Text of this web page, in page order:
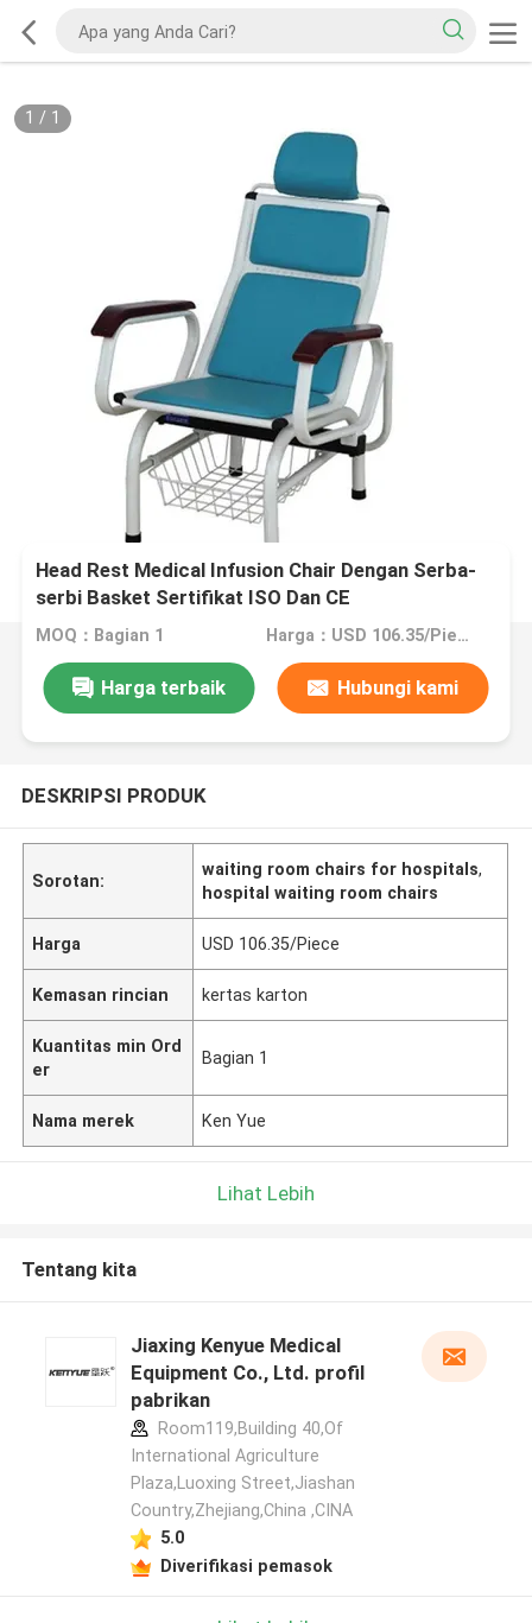
1 / 1
Head Rest Medical Infusion Chair Dengan Serba-
serbi Basket Sertifikat ISO Dan CE
MOQ：Bagian 1 Harga：USD 106.35/Piece
Harga terbaik Hubungi kami
DESKRIPSI PRODUK
Sorotan:
waiting room chairs for hospitals,
hospital waiting room chairs
Harga USD 106.35/Piece
Kemasan rincian kertas karton
Kuantitas min Ord
er
Bagian 1
Nama merek Ken Yue
Lihat Lebih
Tentang kita
Jiaxing Kenyue Medical
Equipment Co., Ltd. profil
pabrikan
Room119,Building 40,Of
International Agriculture
Plaza,Luoxing Street,Jiashan
Country,Zhejiang,China ,CINA
5.0
Diverifikasi pemasok